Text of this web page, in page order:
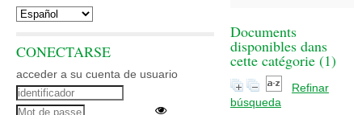
Documents
disponibles dans
cette catégorie (1)
Refinar
búsqueda
CONECTARSE
acceder a su cuenta de usuario